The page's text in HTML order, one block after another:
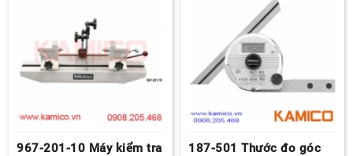
967-201-10 Máy kiểm tra
187-501 Thước đo góc